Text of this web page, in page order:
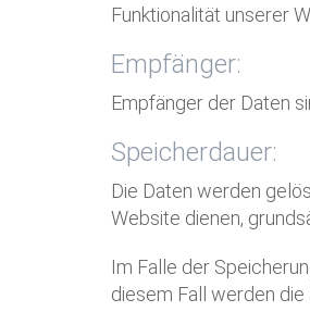
Funktionalität unserer
Empfänger:
Empfänger der Daten
Speicherdauer:
Die Daten werden
Website dienen,
Im Falle der
diesem Fall werden